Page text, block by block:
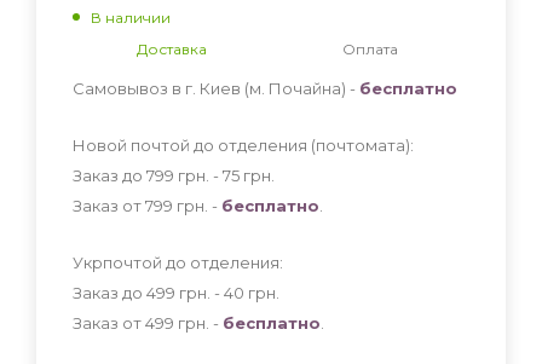
В наличии
Доставка
Оплата
Самовывоз в г. Киев (м. Почайна) - бесплатно
Новой почтой до отделения (почтомата):
Заказ до 799 грн. - 75 грн.
Заказ от 799 грн. - бесплатно.
Укрпочтой до отделения:
Заказ до 499 грн. - 40 грн.
Заказ от 499 грн. - бесплатно.